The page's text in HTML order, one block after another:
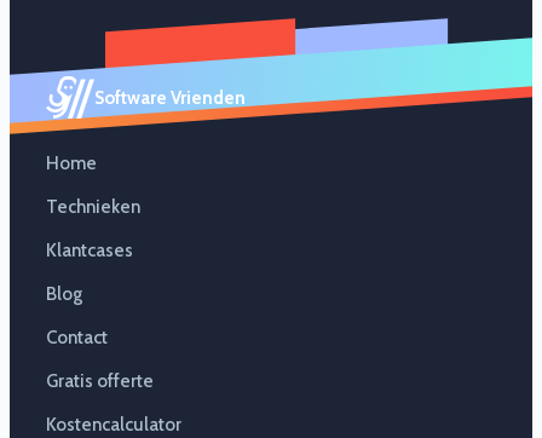
Software Vrienden
Home
Technieken
Klantcases
Blog
Contact
Gratis offerte
Kostencalculator